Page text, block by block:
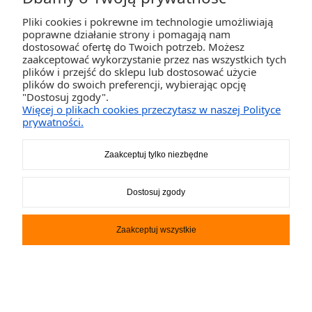
Aquadesign
1 399,00 zł
Cena regularna: 1 799,00 zł
DO KOSZYKA
Pliki cookies i pokrewne im technologie umożliwiają
poprawne działanie strony i pomagają nam
dostosować ofertę do Twoich potrzeb. Możesz
zaakceptować wykorzystanie przez nas wszystkich tych
plików i przejść do sklepu lub dostosować użycie
plików do swoich preferencji, wybierając opcję
"Dostosuj zgody".
Więcej o plikach cookies przeczytasz w naszej Polityce
prywatności.
Zaakceptuj tylko niezbędne
Dostosuj zgody
Zaakceptuj wszystkie